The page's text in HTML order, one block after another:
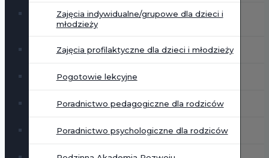
Zajęcia indywidualne/grupowe dla dzieci i
młodzieży
Zajęcia profilaktyczne dla dzieci i młodzieży
Pogotowie lekcyjne
Poradnictwo pedagogiczne dla rodziców
Poradnictwo psychologiczne dla rodziców